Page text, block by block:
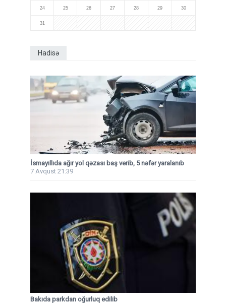
24 25 26 27 28 29 30
31
Hadisə
İsmayıllıda ağır yol qəzası baş verib, 5 nəfər yaralanıb
7 Avqust 21:39
Bakıda parkdan oğurluq edilib